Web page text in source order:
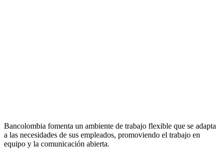
Bancolombia fomenta un ambiente de trabajo flexible que se adapta
a las necesidades de sus empleados, promoviendo el trabajo en
equipo y la comunicación abierta.